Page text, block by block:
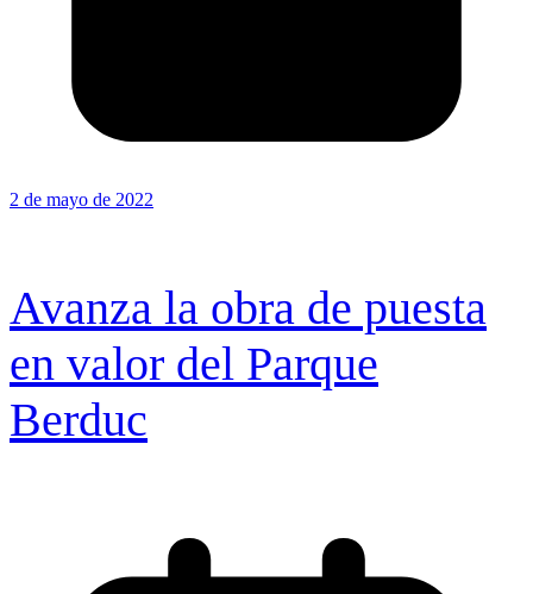
2 de mayo de 2022
Avanza la obra de puesta
en valor del Parque
Berduc